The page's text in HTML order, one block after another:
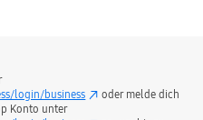
login/business
oder melde dich
Konto unter